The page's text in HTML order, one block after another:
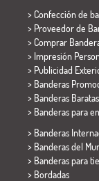
> Confección de
> Proveedor de
> Comprar
> Impresión
> Publicidad
> Banderas
> Banderas Baratas
> Banderas para
> Banderas
> Banderas del
> Banderas para
> Bordadas